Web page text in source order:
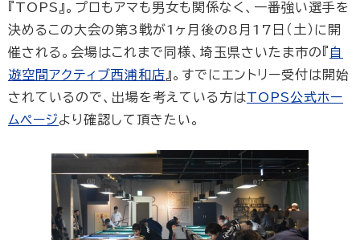
『TOPS』。プロもアマも男女も関係なく、一番強い選手を
決めるこの大会の第3戦が1ヶ月後の8月17日（土）に開
催される。会場はこれまで同様、埼玉県さいたま市の『 自
遊空間アクティブ西浦和店 』。すでにエントリー受付は開始
されているので、出場を考えている方はTOPS公式ホー
ムページより確認して頂きたい。